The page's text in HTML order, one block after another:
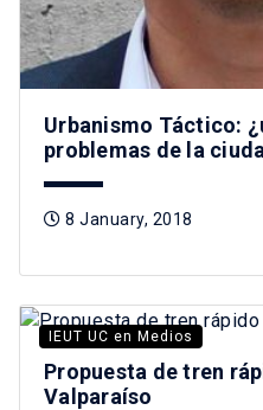
Urbanismo Táctico:
problemas de la
8 January, 2018
IEUT UC en Medios
Propuesta de tren
Valparaíso